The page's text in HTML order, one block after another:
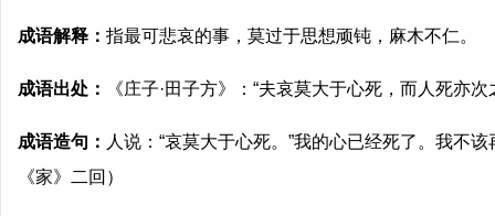
成语解释： 指最可悲哀的事，莫过于思想顽钝，麻木不仁。
成语出处： 《庄子·田子方》：“夫哀莫大于心死，而人死亦次
成语造句： 人说：“哀莫大于心死。”我的心已经死了。我不
《家》二回）